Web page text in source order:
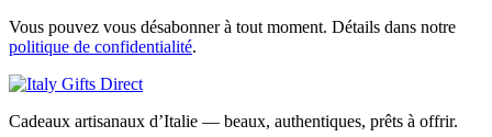
Vous pouvez vous désabonner à tout moment. Détails dans notre
politique de confidentialité.
Cadeaux artisanaux d’Italie — beaux, authentiques, prêts à offrir.